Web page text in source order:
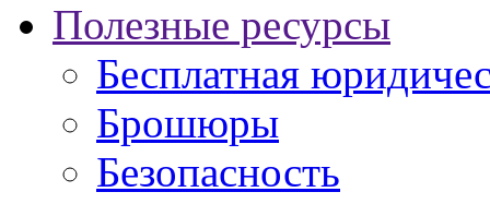
Полезные ресурсы
Бесплатная
Брошюры
Безопасность